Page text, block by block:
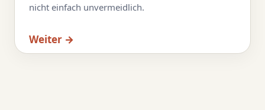
nicht einfach unvermeidlich.
Weiter →